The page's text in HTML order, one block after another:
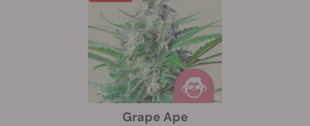
Grape Ape